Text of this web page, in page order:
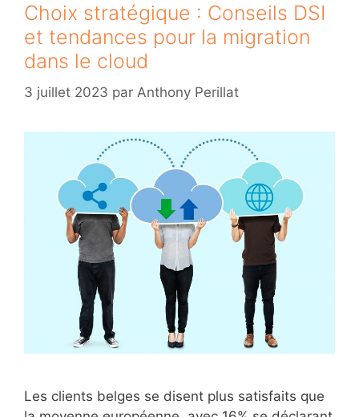
Choix stratégique : Conseils DSI
et tendances pour la migration
dans le cloud
3 juillet 2023 par Anthony Perillat
Les clients belges se disent plus satisfaits que